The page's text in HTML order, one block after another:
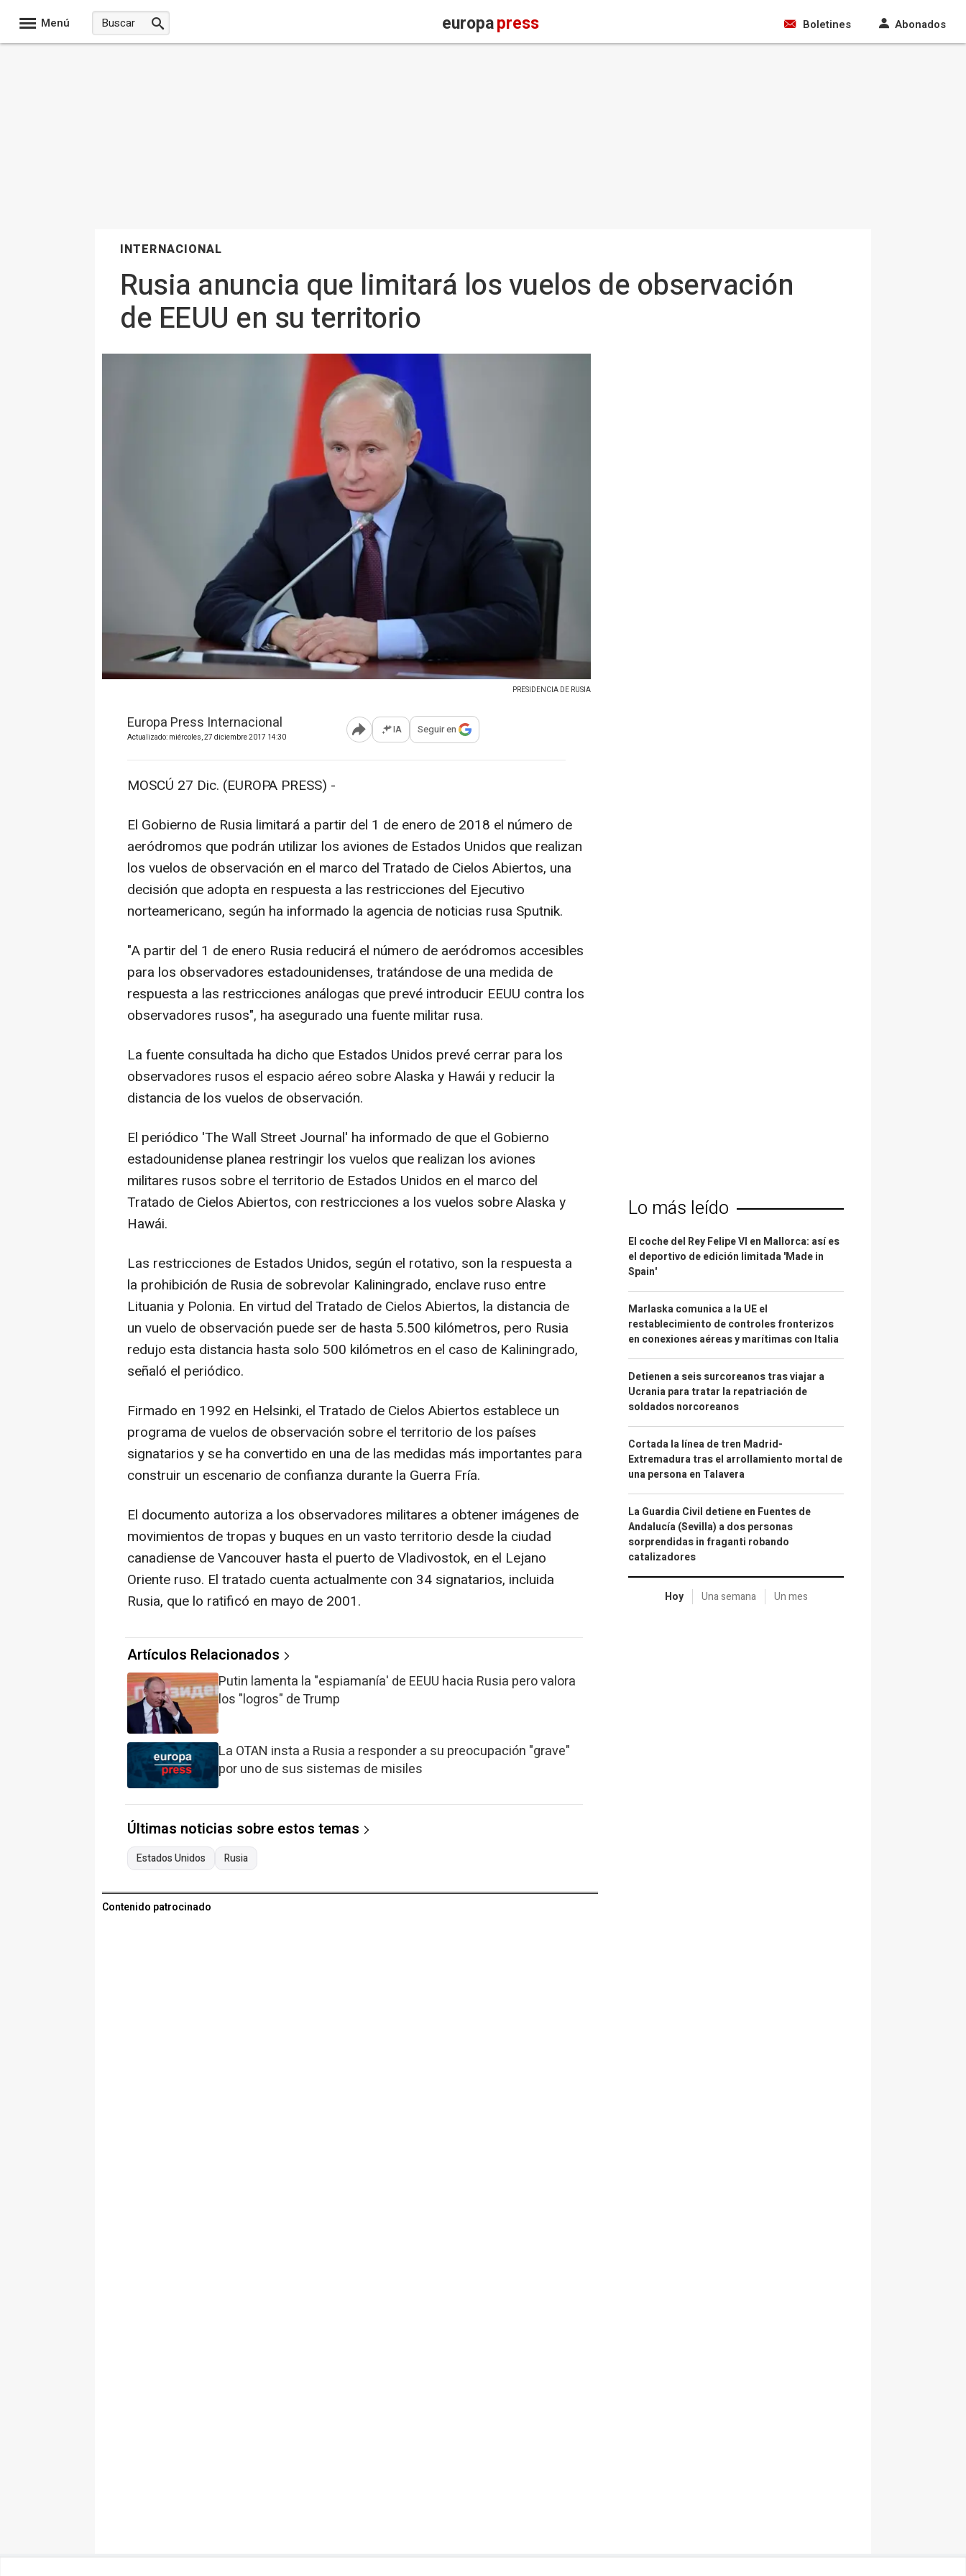
Menú europapress Boletines Abonados
INTERNACIONAL
Rusia anuncia que limitará los vuelos de observación
de EEUU en su territorio
PRESIDENCIA DE RUSIA
Europa Press Internacional
Actualizado: miércoles, 27 diciembre 2017 14:30 Abrir opciones para compartir
IA Seguir en
MOSCÚ 27 Dic. (EUROPA PRESS) -
El Gobierno de Rusia limitará a partir del 1 de enero de 2018 el número de
aeródromos que podrán utilizar los aviones de Estados Unidos que realizan
los vuelos de observación en el marco del Tratado de Cielos Abiertos, una
decisión que adopta en respuesta a las restricciones del Ejecutivo
norteamericano, según ha informado la agencia de noticias rusa Sputnik.
"A partir del 1 de enero Rusia reducirá el número de aeródromos accesibles
para los observadores estadounidenses, tratándose de una medida de
respuesta a las restricciones análogas que prevé introducir EEUU contra los
observadores rusos", ha asegurado una fuente militar rusa.
La fuente consultada ha dicho que Estados Unidos prevé cerrar para los
observadores rusos el espacio aéreo sobre Alaska y Hawái y reducir la
distancia de los vuelos de observación.
El periódico 'The Wall Street Journal' ha informado de que el Gobierno
estadounidense planea restringir los vuelos que realizan los aviones
militares rusos sobre el territorio de Estados Unidos en el marco del
Tratado de Cielos Abiertos, con restricciones a los vuelos sobre Alaska y
Hawái.
Las restricciones de Estados Unidos, según el rotativo, son la respuesta a
la prohibición de Rusia de sobrevolar Kaliningrado, enclave ruso entre
Lituania y Polonia. En virtud del Tratado de Cielos Abiertos, la distancia de
un vuelo de observación puede ser de hasta 5.500 kilómetros, pero Rusia
redujo esta distancia hasta solo 500 kilómetros en el caso de Kaliningrado,
señaló el periódico.
Firmado en 1992 en Helsinki, el Tratado de Cielos Abiertos establece un
programa de vuelos de observación sobre el territorio de los países
signatarios y se ha convertido en una de las medidas más importantes para
construir un escenario de confianza durante la Guerra Fría.
El documento autoriza a los observadores militares a obtener imágenes de
movimientos de tropas y buques en un vasto territorio desde la ciudad
canadiense de Vancouver hasta el puerto de Vladivostok, en el Lejano
Oriente ruso. El tratado cuenta actualmente con 34 signatarios, incluida
Rusia, que lo ratificó en mayo de 2001.
Artículos Relacionados
Putin lamenta la "espiamanía' de EEUU hacia Rusia pero valora
los "logros" de Trump
La OTAN insta a Rusia a responder a su preocupación "grave"
por uno de sus sistemas de misiles
Últimas noticias sobre estos temas
Estados Unidos Rusia
Contenido patrocinado
Lo más leído
El coche del Rey Felipe VI en Mallorca: así es
el deportivo de edición limitada 'Made in
Spain'
Marlaska comunica a la UE el
restablecimiento de controles fronterizos
en conexiones aéreas y marítimas con Italia
Detienen a seis surcoreanos tras viajar a
Ucrania para tratar la repatriación de
soldados norcoreanos
Cortada la línea de tren Madrid-
Extremadura tras el arrollamiento mortal de
una persona en Talavera
La Guardia Civil detiene en Fuentes de
Andalucía (Sevilla) a dos personas
sorprendidas in fraganti robando
catalizadores
Hoy Una semana Un mes